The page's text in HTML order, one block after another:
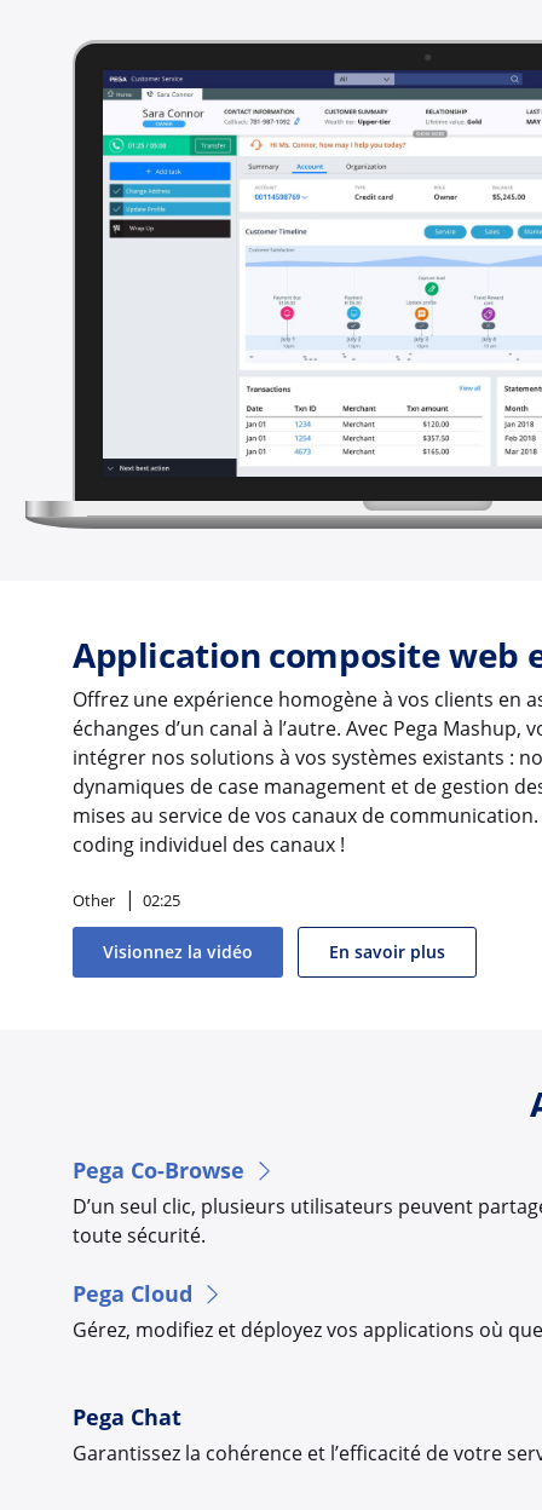
Application composite web
Offrez une expérience homogène à vos clients en
échanges d’un canal à l’autre. Avec Pega Mashup,
intégrer nos solutions à vos systèmes existants :
dynamiques de case management et de gestion
mises au service de vos canaux de
coding individuel des canaux !
Other 02:25
Visionnez la vidéo En savoir plus
Pega Co-Browse
D’un seul clic, plusieurs utilisateurs peuvent
toute sécurité.
Pega Cloud
Gérez, modifiez et déployez vos applications où
Pega Chat
Garantissez la cohérence et l’efficacité de votre